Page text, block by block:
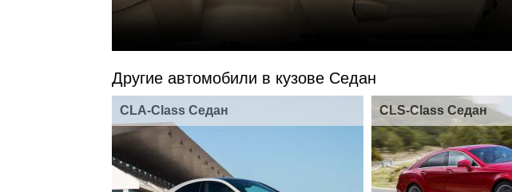
Другие автомобили в кузове Седан
CLA-Class Седан CLS-Class Седан